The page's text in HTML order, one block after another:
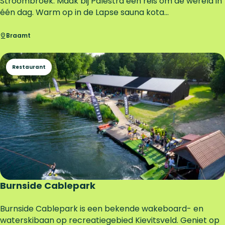
u
e
e
n
l
s
r
a
B
e
a
u
t
y
&
W
e
l
n
e
één dag. Warm op in de Lapse sauna kota...
Braamt
Burnside Cablepark
B
u
Restaurant
Burnside Cablepark is een bekende wakeboard- en
waterskibaan op recreatiegebied Kievitsveld. Geniet op